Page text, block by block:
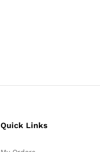
Quick Links